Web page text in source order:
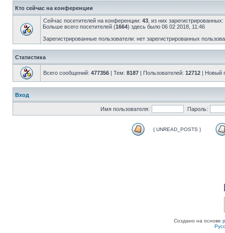
Кто сейчас на конференции
Сейчас посетителей на конференции: 43 , из них
Больше всего посетителей (1664) здесь было 06 02 2018, 11:46
Зарегистрированные пользователи: нет зарегистрированных
Статистика
Всего сообщений: 477356 | Тем: 8187 | Пользователей: 12712 | Новый
Вход
Имя пользователя: Пароль:
{ UNREAD_POSTS }
Создано на основе